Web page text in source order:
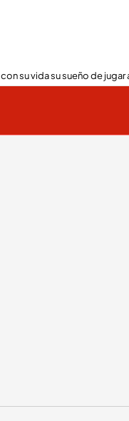
su vida su sueño de jugar